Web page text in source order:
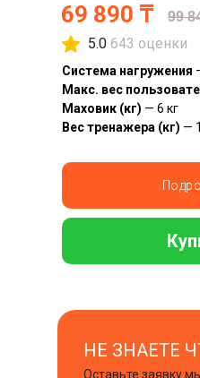
НЕ ЗНАЕТЕ
Оставьте заявку
69 890 ₸
Система нагружения
Макс. вес
Маховик (кг) — 6 кг
Вес тренажера (кг) —
5.0 643 оценки
99